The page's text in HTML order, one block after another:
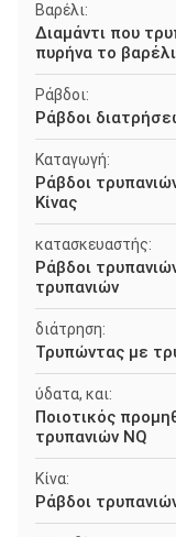
Βαρέλι:
Διαμάντι που
πυρήνα το βαρέλι
Ράβδοι:
Ράβδοι
Καταγωγή:
Ράβδοι
Κίνας
κατασκευαστής:
Ράβδοι
τρυπανιών
διάτρηση:
Τρυπώντας με
ύδατα, και:
Ποιοτικός
τρυπανιών NQ
Κίνα:
Ράβδοι